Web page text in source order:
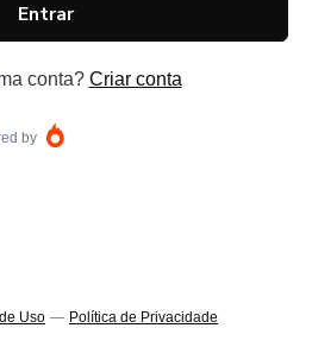
Entrar
conta? Criar conta
by
Uso — Política de Privacidade